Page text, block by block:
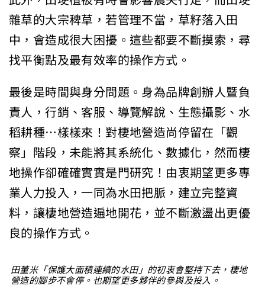
雜草的大宗稗草，若管理不當，草籽落入田
中，會造成很大困擾。這些都要不斷摸索，尋
找平衡點及最有效率的操作方式。
最後是時間與身分問題。身為品牌創辦人暨負
責人，行銷、客服、導覽解說、生態攝影、水
稻耕種…樣樣來！對棲地營造尚停留在「觀
察」階段，未能將其系統化、數據化，然而棲
地操作卻確確實實是門研究！由衷期望更多專
業人力投入，一同為水田把脈，建立完整資
料，讓棲地營造遍地開花，並不斷激盪出更優
良的操作方式。
田董米「保護大面積連續的水田」的初衷會堅持下去，棲地
營造的腳步不會停。也期望更多夥伴的參與及投入。